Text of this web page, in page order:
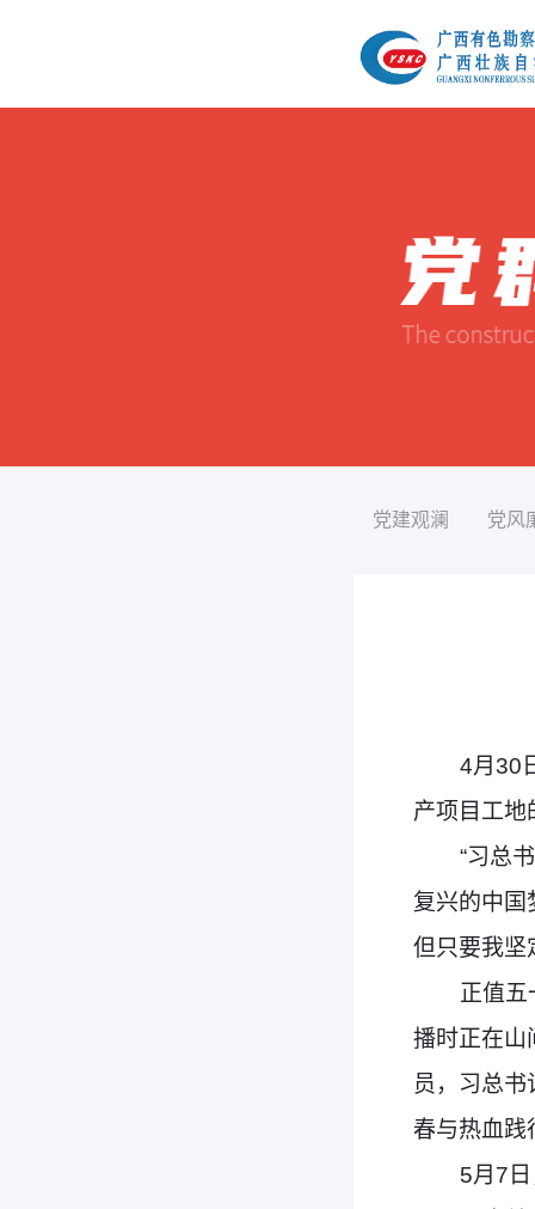
党建观澜 党风
4月30
产项目工地
“习总
复兴的中国
但只要我坚
正值
播时正在山
员，习总
春与热血践
5月7